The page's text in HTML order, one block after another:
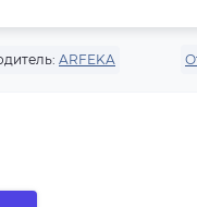
ARFEKA